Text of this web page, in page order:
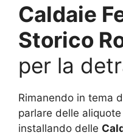
Caldaie
Storico
per la
Rimanendo in tema
parlare delle
installando delle